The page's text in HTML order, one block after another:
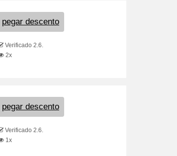
pegar descento
Verificado 2.6.
2x
pegar descento
Verificado 2.6.
1x